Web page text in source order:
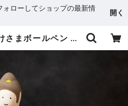
ォローしてショップの最新情
開く
New!! ほとけさまボールペン - 阿弥陀如来 - | ニシユキテンネットショップ